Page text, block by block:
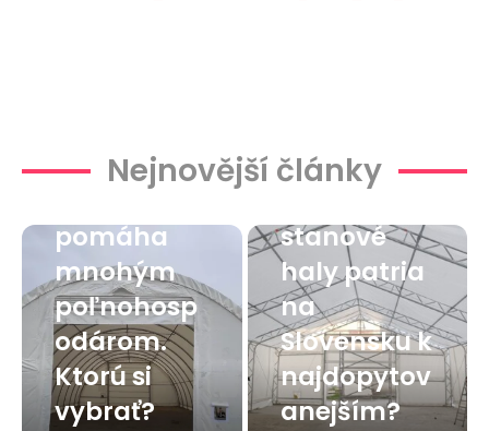
Nejnovější články
Plachtová
pomáha
mnohým
poľnohosp
odárom.
Ktorú si
vybrať?
stanové
haly patria
na
Slovensku k
najdopytov
anejším?